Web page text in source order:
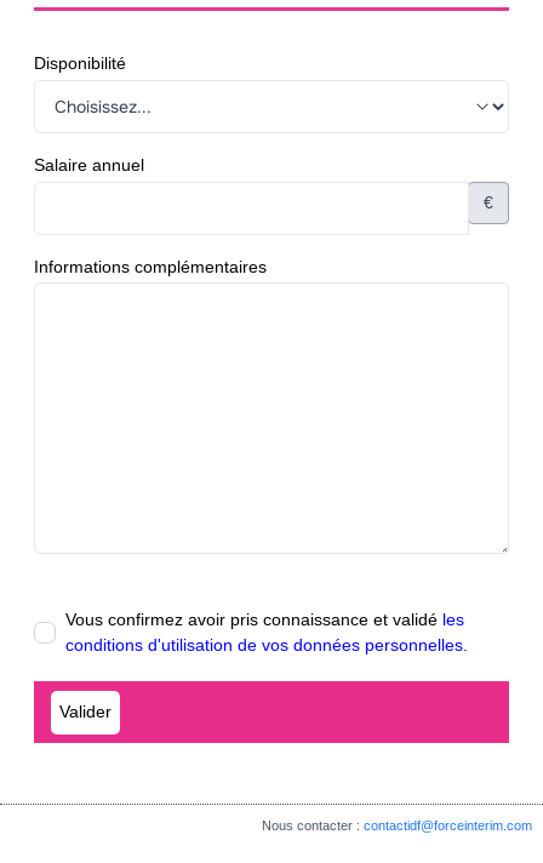
Disponibilité
Salaire annuel
€
Informations complémentaires
Vous confirmez avoir pris connaissance et validé les
conditions d'utilisation de vos données personnelles.
Nous contacter :contactidf@forceinterim.com